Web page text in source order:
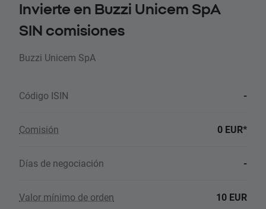
Invierte en Buzzi Unicem SpA
SIN comisiones
Buzzi Unicem SpA
Código ISIN -
Comisión 0 EUR*
Días de negociación -
Valor mínimo de orden 10 EUR